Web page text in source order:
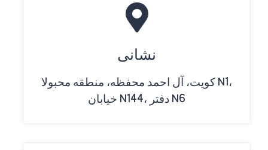
نشانی
کویت، آل احمد محفظه، منطقه محبولا N1،
خیابان N144، دفتر N6